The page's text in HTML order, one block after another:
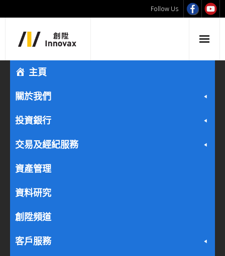
Follow Us
主頁
關於我們
投資銀行
交易及經紀服務
資產管理
資料研究
創陞頻道
客戶服務